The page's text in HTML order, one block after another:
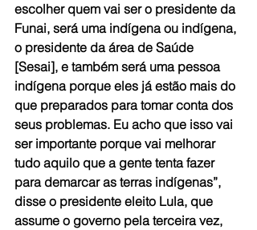
escolher quem vai ser o presidente da
Funai, será uma indígena ou indígena,
o presidente da área de Saúde
[Sesai], e também será uma pessoa
indígena porque eles já estão mais do
que preparados para tomar conta dos
seus problemas. Eu acho que isso vai
ser importante porque vai melhorar
tudo aquilo que a gente tenta fazer
para demarcar as terras indígenas”,
disse o presidente eleito Lula, que
assume o governo pela terceira vez,